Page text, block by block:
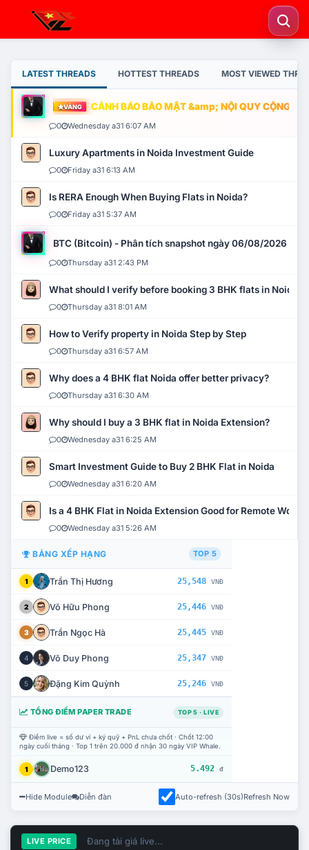
LATEST THREADS HOTTEST THREADS MOST VIEWED
VÀNG CẢNH BÁO BẢO MẬT &amp; NỘI QUY CỘNG
0 Wednesday a31 6:07 AM
Luxury Apartments in Noida Investment Guide
0 Friday a31 6:13 AM
Is RERA Enough When Buying Flats in Noida?
0 Friday a31 5:37 AM
BTC (Bitcoin) - Phân tích snapshot ngày 06/08/2026
0 Thursday a31 2:43 PM
What should I verify before booking 3 BHK flats in Noida?
0 Thursday a31 8:01 AM
How to Verify property in Noida Step by Step
0 Thursday a31 6:57 AM
Why does a 4 BHK flat Noida offer better privacy?
0 Thursday a31 6:30 AM
Why should I buy a 3 BHK flat in Noida Extension?
0 Wednesday a31 6:25 AM
Smart Investment Guide to Buy 2 BHK Flat in Noida
0 Wednesday a31 6:20 AM
Is a 4 BHK Flat in Noida Extension Good for Remote Work?
0 Wednesday a31 5:26 AM
BẢNG XẾP HẠNG TOP 5
1 Trần Thị Hương 25,548 VNĐ
2 Võ Hữu Phong 25,446 VNĐ
3 Trần Ngọc Hà 25,445 VNĐ
4 Võ Duy Phong 25,347 VNĐ
5 Đặng Kim Quỳnh 25,246 VNĐ
TỔNG ĐIỂM PAPER TRADE TOP 5 · LIVE
Điểm live = số dư ví + ký quỹ + PnL chưa chốt · Chốt 12:00
ngày cuối tháng · Top 1 trên 20.000 đ nhận 30 ngày VIP Whale.
1 Demo123 5.492 đ
Hide Module Diễn đàn Auto-refresh (30s)Refresh Now
LIVE PRICE Đang tải giá live...